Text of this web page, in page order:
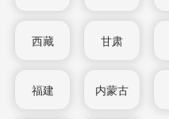
西藏 甘肃
福建 内蒙古